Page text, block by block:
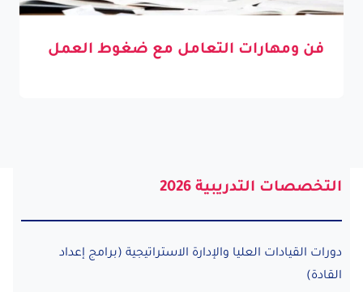
فن ومهارات التعامل مع ضغوط العمل
التخصصات التدريبية 2026
دورات القيادات العليا والإدارة الاستراتيجية (برامج إعداد
القادة)